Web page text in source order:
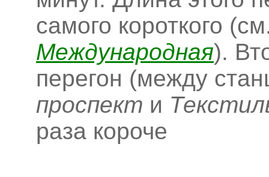
самого короткого
Международная).
перегон (между
проспект и
раза короче